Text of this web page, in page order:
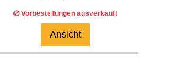
Vorbestellungen ausverkauft
Ansicht